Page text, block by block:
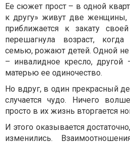
Ее сюжет прост – в одной
к другу» живут две
приближается к закату
перешагнула возраст,
семью, рожают детей. Одной
– инвалидное кресло, другой
матерью ее одиночество.
Но вдруг, в один прекрасный
случается чудо. Ничего
просто в их жизнь вторгается
И этого оказывается
изменились.